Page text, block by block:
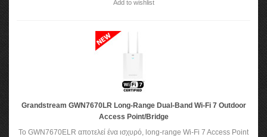
Add to wishlist
Grandstream GWN7670LR Long-Range Dual-Band Wi-Fi 7 Outdoor
Access Point/Bridge
Το GWN7670ELR αποτελεί ένα ισχυρό, long-range Wi-Fi 7 Access Point